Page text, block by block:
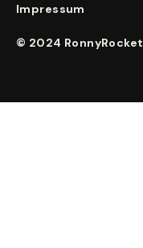
Impressum
© 2024 RonnyRocket